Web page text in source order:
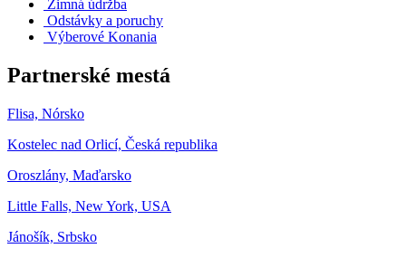
Zimná údržba
Odstávky a poruchy
Výberové Konania
Partnerské mestá
Flisa, Nórsko
Kostelec nad Orlicí, Česká republika
Oroszlány, Maďarsko
Little Falls, New York, USA
Jánošík, Srbsko